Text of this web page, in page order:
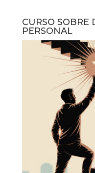
CURSO SOBRE
PERSONAL